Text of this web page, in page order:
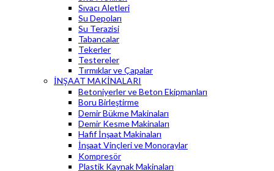
Sıvacı Aletleri
Su Depoları
Su Terazisi
Tabancalar
Tekerler
Testereler
Tırmıklar ve Çapalar
İNŞAAT MAKİNALARI
Betoniyerler ve Beton Ekipmanları
Boru Birleştirme
Demir Bükme Makinaları
Demir Kesme Makinaları
Hafif İnşaat Makinaları
İnşaat Vinçleri ve Monoraylar
Kompresör
Plastik Kaynak Makinaları